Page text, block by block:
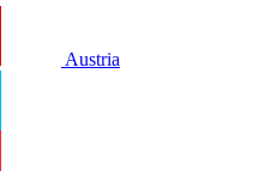
Austria